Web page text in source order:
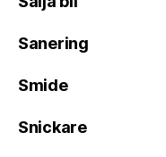
Sanering
Smide
Snickare